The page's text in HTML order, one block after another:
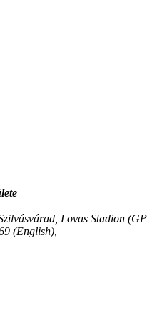
Lovas Stadion
(English),